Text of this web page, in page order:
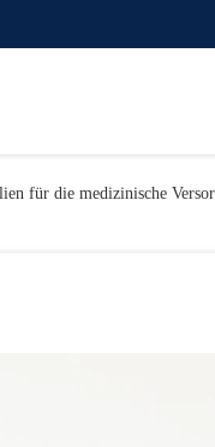
für die medizinische